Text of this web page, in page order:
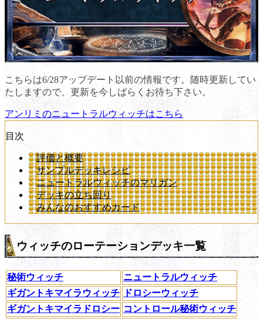
こちらは6/28アップデート以前の情報です。随時更新してい
たしますので、更新を今しばらくお待ち下さい。
アンリミのニュートラルウィッチはこちら
目次
評価と概要
サンプルデッキレシピ
ニュートラルウィッチのマリガン
デッキの立ち回り
みんなのおすすめカード
ウィッチのローテーションデッキ一覧
秘術ウィッチ
ニュートラルウィッチ
ギガントキマイラウィッチ
ドロシーウィッチ
ギガントキマイラドロシー コントロール秘術ウィッチ